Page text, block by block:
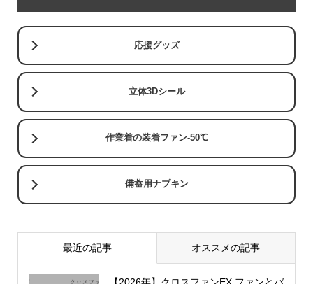
応援グッズ
立体3Dシール
作業着の装着ファン-50℃
備蓄用ナプキン
最近の記事 オススメの記事